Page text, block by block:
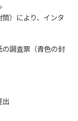
）により、インタ
調査票（青色の封